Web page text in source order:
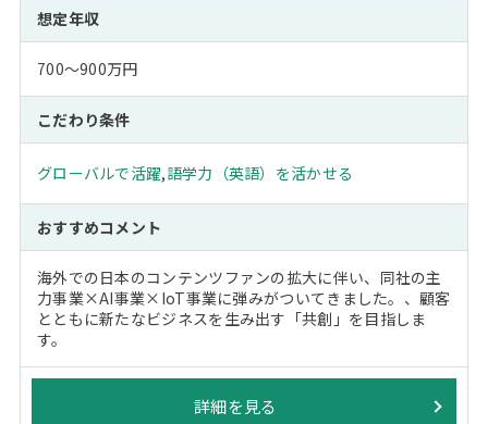
想定年収
700～900万円
こだわり条件
グローバルで活躍,語学力（英語）を活かせる
おすすめコメント
海外での日本のコンテンツファンの拡大に伴い、同社の主
力事業×AI事業×IoT事業に弾みがついてきました。、顧客
とともに新たなビジネスを生み出す「共創」を目指しま
す。
詳細を見る